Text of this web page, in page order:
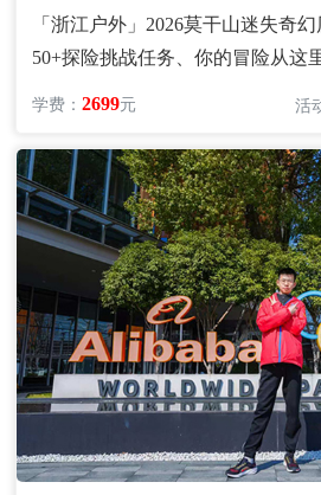
「浙江户外」2026莫干山迷失奇
50+探险挑战任务、你的冒险从这
学费：2699元 活